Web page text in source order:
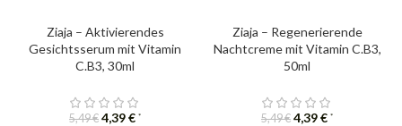
Ziaja – Aktivierendes
Gesichtsserum mit Vitamin
C.B3, 30ml
5,49€ 4,39€ *
Ziaja – Regenerierende
Nachtcreme mit Vitamin C.B3,
50ml
5,49€ 4,39€ *